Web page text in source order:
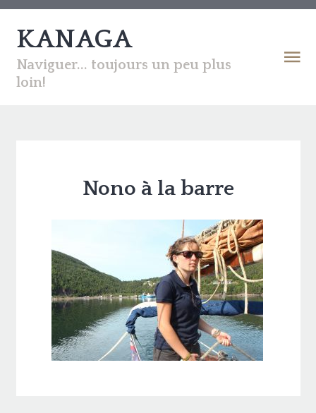
KANAGA
Naviguer... toujours un peu plus
loin!
Nono à la barre